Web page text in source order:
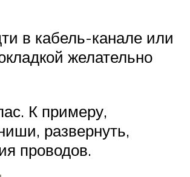
в кабель-канале или
желательно
К примеру,
развернуть,
проводов.